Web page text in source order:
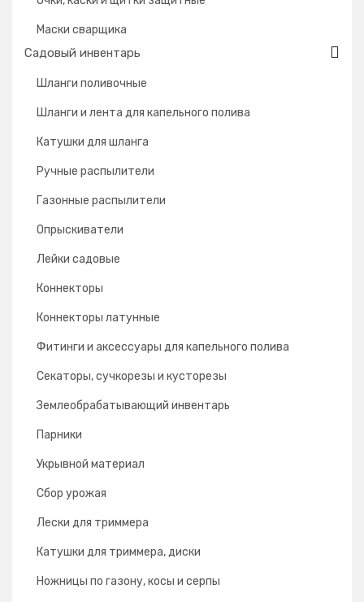
Маски сварщика
Садовый инвентарь
Шланги поливочные
Шланги и лента для капельного полива
Катушки для шланга
Ручные распылители
Газонные распылители
Опрыскиватели
Лейки садовые
Коннекторы
Коннекторы латунные
Фитинги и аксессуары для капельного полива
Секаторы, сучкорезы и кусторезы
Землеобрабатывающий инвентарь
Парники
Укрывной материал
Сбор урожая
Лески для триммера
Катушки для триммера, диски
Ножницы по газону, косы и серпы